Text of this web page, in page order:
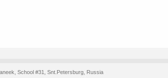
School #31, Snt.Petersburg, Russia